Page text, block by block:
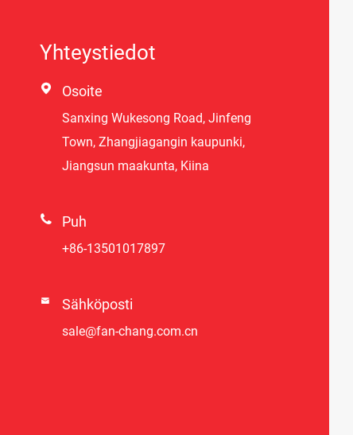
Yhteystiedot
 Osoite
Sanxing Wukesong Road, Jinfeng
Town, Zhangjiagangin kaupunki,
Jiangsun maakunta, Kiina
 Puh
+86-13501017897
 Sähköposti
sale@fan-chang.com.cn